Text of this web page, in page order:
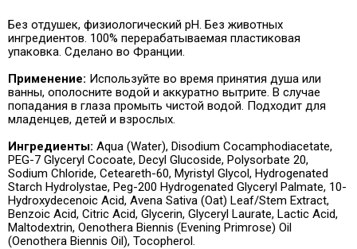
Без отдушек, физиологический pH. Без животных
ингредиентов. 100% перерабатываемая пластиковая
упаковка. Сделано во Франции.
Применение: Используйте во время принятия душа или
ванны, ополосните водой и аккуратно вытрите. В случае
попадания в глаза промыть чистой водой. Подходит для
младенцев, детей и взрослых.
Ингредиенты: Aqua (Water), Disodium Cocamphodiacetate,
PEG-7 Glyceryl Cocoate, Decyl Glucoside, Polysorbate 20,
Sodium Chloride, Ceteareth-60, Myristyl Glycol, Hydrogenated
Starch Hydrolystae, Peg-200 Hydrogenated Glyceryl Palmate, 10-
Hydroxydecenoic Acid, Avena Sativa (Oat) Leaf/Stem Extract,
Benzoic Acid, Citric Acid, Glycerin, Glyceryl Laurate, Lactic Acid,
Maltodextrin, Oenothera Biennis (Evening Primrose) Oil
(Oenothera Biennis Oil), Tocopherol.